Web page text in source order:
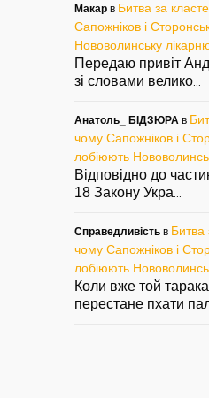
Макар в Битва за
Сапожніков і
Нововолинську
Передаю привіт
зі словами велико
Анатоль_ БІДЗЮРА в
чому Сапожніков і
лобіюють
Відповідно до
18 Закону Укра
Справедливість в Битва
чому Сапожніков і
лобіюють
Коли вже той
перестане пхати